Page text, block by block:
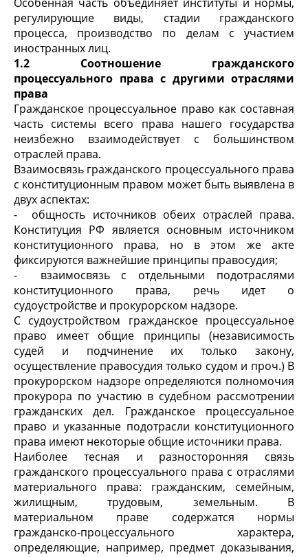
регулирующие виды, стадии гражданского
процесса, производство по делам с участием
иностранных лиц.
1.2 Соотношение гражданского
процессуального права с другими отраслями
права
Гражданское процессуальное право как составная
часть системы всего права нашего государства
неизбежно взаимодействует с большинством
отраслей права.
Взаимосвязь гражданского процессуального права
с конституционным правом может быть выявлена в
двух аспектах:
- общность источников обеих отраслей права.
Конституция РФ является основным источником
конституционного права, но в этом же акте
фиксируются важнейшие принципы правосудия;
- взаимосвязь с отдельными подотраслями
конституционного права, речь идет о
судоустройстве и прокурорском надзоре.
С судоустройством гражданское процессуальное
право имеет общие принципы (независимость
судей и подчинение их только закону,
осуществление правосудия только судом и проч.) В
прокурорском надзоре определяются полномочия
прокурора по участию в судебном рассмотрении
гражданских дел. Гражданское процессуальное
право и указанные подотрасли конституционного
права имеют некоторые общие источники права.
Наиболее тесная и разносторонняя связь
гражданского процессуального права с отраслями
материального права: гражданским, семейным,
жилищным, трудовым, земельным. В
материальном праве содержатся нормы
гражданско-процессуального характера,
определяющие, например, предмет доказывания,